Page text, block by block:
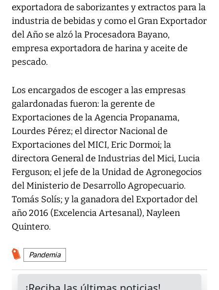
exportadora de saborizantes y extractos para la
industria de bebidas y como el Gran Exportador
del Año se alzó la Procesadora Bayano,
empresa exportadora de harina y aceite de
pescado.
Los encargados de escoger a las empresas
galardonadas fueron: la gerente de
Exportaciones de la Agencia Propanama,
Lourdes Pérez; el director Nacional de
Exportaciones del MICI, Eric Dormoi; la
directora General de Industrias del Mici, Lucia
Ferguson; el jefe de la Unidad de Agronegocios
del Ministerio de Desarrollo Agropecuario.
Tomás Solís; y la ganadora del Exportador del
año 2016 (Excelencia Artesanal), Nayleen
Quintero.
Pandemia